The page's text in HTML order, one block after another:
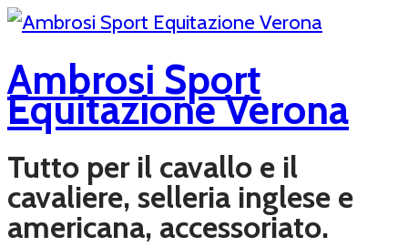
Ambrosi Sport
Equitazione Verona
Tutto per il cavallo e il
cavaliere, selleria inglese e
americana, accessoriato.